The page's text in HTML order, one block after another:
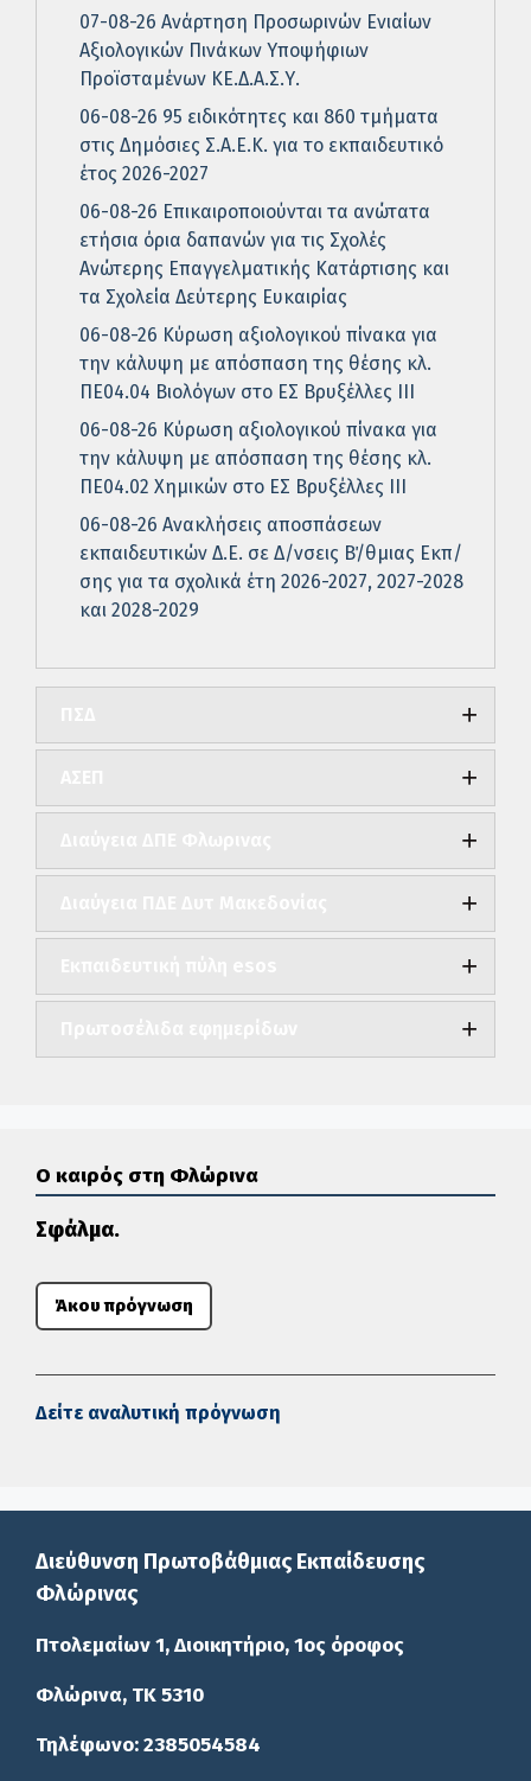
07-08-26 Ανάρτηση Προσωρινών Ενιαίων
Αξιολογικών Πινάκων Υποψήφιων
Προϊσταμένων ΚΕ.Δ.Α.Σ.Υ.
06-08-26 95 ειδικότητες και 860 τμήματα
στις Δημόσιες Σ.Α.Ε.Κ. για το εκπαιδευτικό
έτος 2026-2027
06-08-26 Επικαιροποιούνται τα ανώτατα
ετήσια όρια δαπανών για τις Σχολές
Ανώτερης Επαγγελματικής Κατάρτισης και
τα Σχολεία Δεύτερης Ευκαιρίας
06-08-26 Κύρωση αξιολογικού πίνακα για
την κάλυψη με απόσπαση της θέσης κλ.
ΠΕ04.04 Βιολόγων στο ΕΣ Βρυξέλλες ΙΙΙ
06-08-26 Κύρωση αξιολογικού πίνακα για
την κάλυψη με απόσπαση της θέσης κλ.
ΠΕ04.02 Χημικών στο ΕΣ Βρυξέλλες ΙΙΙ
06-08-26 Ανακλήσεις αποσπάσεων
εκπαιδευτικών Δ.Ε. σε Δ/νσεις Β΄/θμιας Εκπ/
σης για τα σχολικά έτη 2026-2027, 2027-2028
και 2028-2029
Ο καιρός στη Φλώρινα
Σφάλμα.
Άκου πρόγνωση
Δείτε αναλυτική πρόγνωση
Διεύθυνση Πρωτοβάθμιας Εκπαίδευσης
Φλώρινας
Πτολεμαίων 1, Διοικητήριο, 1ος όροφος
Φλώρινα, ΤΚ 5310
Τηλέφωνο: 2385054584